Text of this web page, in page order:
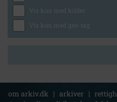
Vis kun med kilder
Vis kun med geo-tag
om arkiv.dk | arkiver |